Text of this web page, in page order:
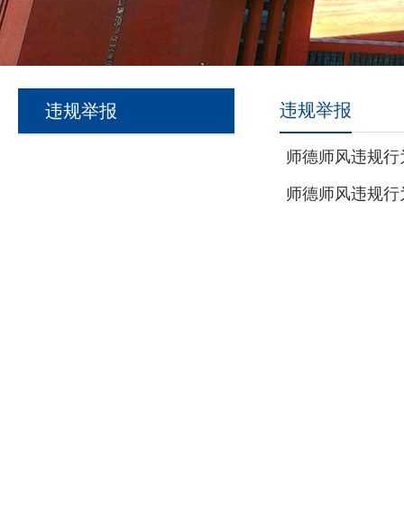
违规举报 违规举报
师德师风违规
师德师风违规